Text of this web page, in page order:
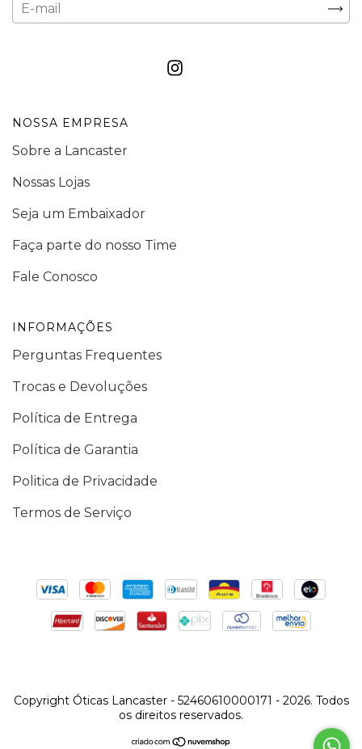
NOSSA EMPRESA
Sobre a Lancaster
Nossas Lojas
Seja um Embaixador
Faça parte do nosso Time
Fale Conosco
INFORMAÇÕES
Perguntas Frequentes
Trocas e Devoluções
Política de Entrega
Política de Garantia
Politica de Privacidade
Termos de Serviço
Copyright Óticas Lancaster - 52460610000171 - 2026. Todos
os direitos reservados.